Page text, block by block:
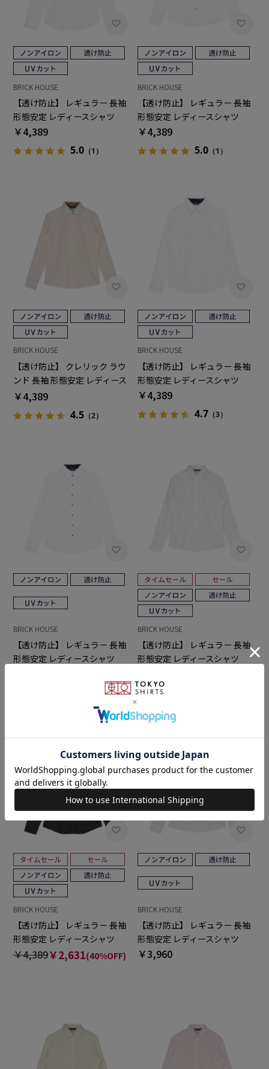
BRICK HOUSE
【透け防止】 レギュラー 長袖
形態安定 レディースシャツ
￥4,389
5.0（1）
BRICK HOUSE
【透け防止】 レギュラー 長袖
形態安定 レディースシャツ
￥4,389
5.0 （1）
BRICK HOUSE
【透け防止】 クレリック ラウ
ンド 長袖 形態安定 レディース
シャツ
￥4,389
4.5（2）
BRICK HOUSE
【透け防止】 レギュラー 長袖
形態安定 レディースシャツ
￥4,389
4.7 （3）
BRICK HOUSE
【透け防止】 レギュラー 長袖
形態安定 レディースシャツ
BRICK HOUSE
【透け防止】 レギュラー 長袖
形態安定 レディースシャツ
BRICK HOUSE
【透け防止】 レギュラー 長袖
形態安定 レディースシャツ
￥4,389￥2,631(40%OFF)
BRICK HOUSE
【透け防止】 レギュラー 長袖
形態安定 レディースシャツ
￥3,960